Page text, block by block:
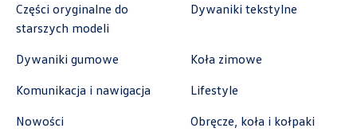
ul. Szaflarska 170, Nowy Targ
Części oryginalne do
starszych modeli
Dywaniki tekstylne
Dywaniki gumowe
Koła zimowe
Komunikacja i nawigacja
Lifestyle
Nowości
Obręcze, koła i kołpaki